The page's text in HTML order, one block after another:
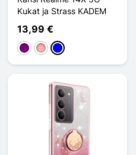
Kukat ja Strass KADEM
13,99 €
VioletOr RoseSininen